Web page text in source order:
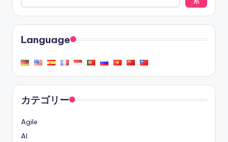
Language
カテゴリー
Agile
AI